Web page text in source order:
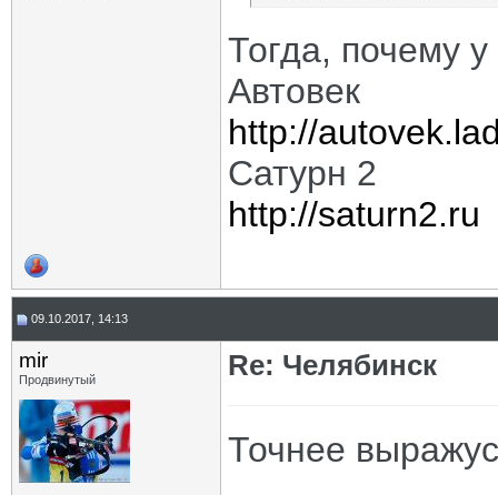
Тогда, почему
Автовек
http://
Сатурн 2
http://saturn2.ru
09.10.2017, 14:13
mir
Продвинутый Re: Челябинск
Точнее